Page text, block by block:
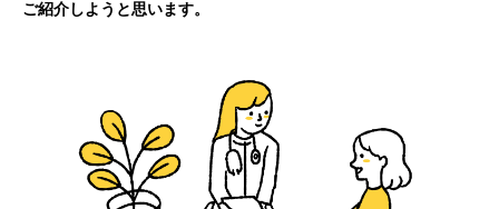
ご紹介しようと思います。